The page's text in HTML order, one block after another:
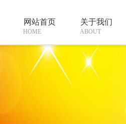
网站首页
HOME
关于我们
ABOUT